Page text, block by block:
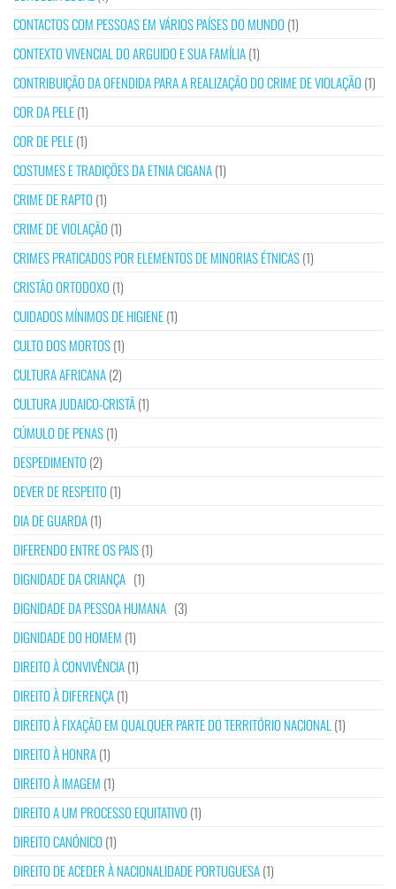
CONTACTOS COM PESSOAS EM VÁRIOS PAÍSES DO MUNDO (1)
CONTEXTO VIVENCIAL DO ARGUIDO E SUA FAMÍLIA(1)
CONTRIBUIÇÃO DA OFENDIDA PARA A REALIZAÇÃO DO CRIME DE VIOLAÇÃO (1)
COR DA PELE(1)
COR DE PELE(1)
COSTUMES E TRADIÇÕES DA ETNIA CIGANA(1)
CRIME DE RAPTO (1)
CRIME DE VIOLAÇÃO (1)
CRIMES PRATICADOS POR ELEMENTOS DE MINORIAS ÉTNICAS(1)
CRISTÃO ORTODOXO (1)
CUIDADOS MÍNIMOS DE HIGIENE(1)
CULTO DOS MORTOS(1)
CULTURA AFRICANA(2)
CULTURA JUDAICO-CRISTÃ(1)
CÚMULO DE PENAS(1)
DESPEDIMENTO (2)
DEVER DE RESPEITO (1)
DIA DE GUARDA(1)
DIFERENDO ENTRE OS PAIS(1)
DIGNIDADE DA CRIANÇA (1)
DIGNIDADE DA PESSOA HUMANA (3)
DIGNIDADE DO HOMEM (1)
DIREITO À CONVIVÊNCIA(1)
DIREITO À DIFERENÇA(1)
DIREITO À FIXAÇÃO EM QUALQUER PARTE DO TERRITÓRIO NACIONAL (1)
DIREITO À HONRA(1)
DIREITO À IMAGEM (1)
DIREITO A UM PROCESSO EQUITATIVO (1)
DIREITO CANÓNICO (1)
DIREITO DE ACEDER À NACIONALIDADE PORTUGUESA(1)